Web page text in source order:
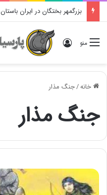
بزرگمهر بختگان در ایران باستان
منو ورود
خانه/جنگ مذار
جنگ مذار